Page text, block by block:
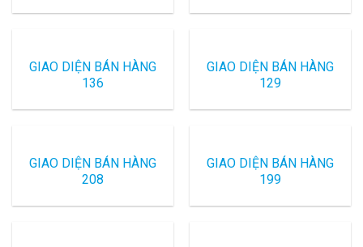
GIAO DIỆN BÁN HÀNG
136
GIAO DIỆN BÁN HÀNG
129
GIAO DIỆN BÁN HÀNG
208
GIAO DIỆN BÁN HÀNG
199